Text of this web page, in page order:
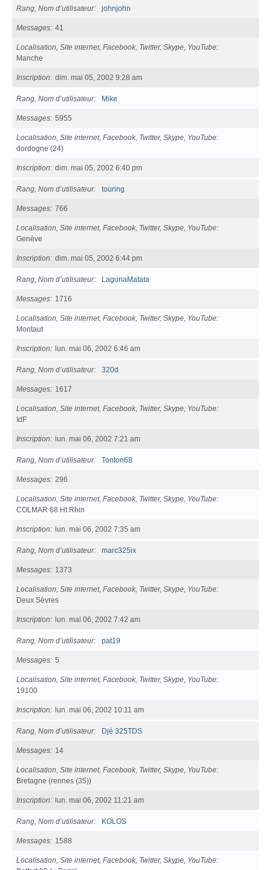
Rang, Nom d’utilisateur johnjohn
Messages 41
Localisation, Site internet, Facebook, Twitter, Skype, YouTube
Manche
Inscription dim. mai 05, 2002 9:28 am
Rang, Nom d’utilisateur Mike
Messages 5955
Localisation, Site internet, Facebook, Twitter, Skype, YouTube
dordogne (24)
Inscription dim. mai 05, 2002 6:40 pm
Rang, Nom d’utilisateur touring
Messages 766
Localisation, Site internet, Facebook, Twitter, Skype, YouTube
Genève
Inscription dim. mai 05, 2002 6:44 pm
Rang, Nom d’utilisateur LagunaMatata
Messages 1716
Localisation, Site internet, Facebook, Twitter, Skype, YouTube
Montaut
Inscription lun. mai 06, 2002 6:46 am
Rang, Nom d’utilisateur 320d
Messages 1617
Localisation, Site internet, Facebook, Twitter, Skype, YouTube
IdF
Inscription lun. mai 06, 2002 7:21 am
Rang, Nom d’utilisateur Tonton68
Messages 296
Localisation, Site internet, Facebook, Twitter, Skype, YouTube
COLMAR 68 Ht Rhin
Inscription lun. mai 06, 2002 7:35 am
Rang, Nom d’utilisateur marc325ix
Messages 1373
Localisation, Site internet, Facebook, Twitter, Skype, YouTube
Deux Sèvres
Inscription lun. mai 06, 2002 7:42 am
Rang, Nom d’utilisateur pat19
Messages 5
Localisation, Site internet, Facebook, Twitter, Skype, YouTube
19100
Inscription lun. mai 06, 2002 10:11 am
Rang, Nom d’utilisateur Djé 325TDS
Messages 14
Localisation, Site internet, Facebook, Twitter, Skype, YouTube
Bretagne (rennes (35))
Inscription lun. mai 06, 2002 11:21 am
Rang, Nom d’utilisateur KOLOS
Messages 1588
Localisation, Site internet, Facebook, Twitter, Skype, YouTube